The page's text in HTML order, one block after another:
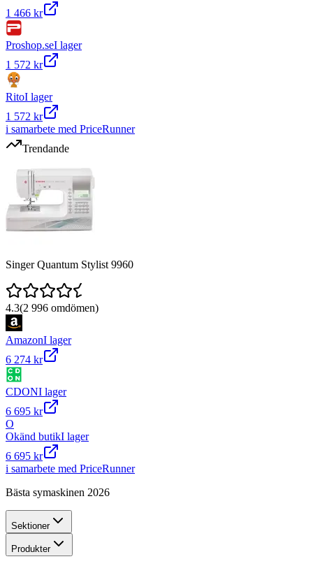
1 466 kr
Proshop.seI lager
1 572 kr
RitoI lager
1 572 kr
i samarbete med PriceRunner
Trendande
Singer Quantum Stylist 9960
4.3(2 996 omdömen)
AmazonI lager
6 274 kr
CDONI lager
6 695 kr
O
Okänd butikI lager
6 695 kr
i samarbete med PriceRunner
Bästa symaskinen 2026
Sektioner
Produkter